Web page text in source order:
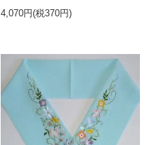
4,070円(税370円)